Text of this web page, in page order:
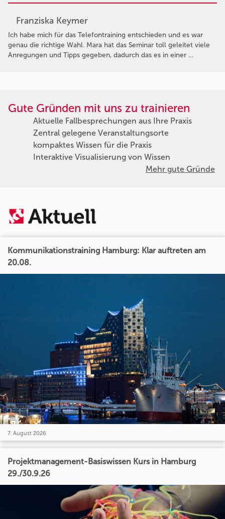
Franziska Keymer
Ich habe mich für das Telefontraining entschieden und es war
genau die richtige Wahl. Mara hat das Seminar toll geleitet viele
Anregungen und Tipps gegeben, dadurch das es in einer …
Gute Gründen mit uns zu trainieren
Aktuelle Fallbesprechungen aus Ihre Praxis
Zentral gelegene Veranstaltungsorte
kompaktes Wissen für die Praxis
Interaktive Visualisierung von Wissen
Mehr gute Gründe
Kommunikationstraining Hamburg: Klar auftreten am
20.08.
7. August 2026
Projektmanagement-Basiswissen Kurs in Hamburg
29./30.9.26